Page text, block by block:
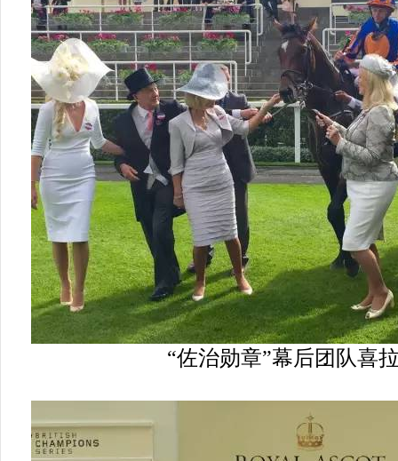
“佐治勋章”幕后团队喜